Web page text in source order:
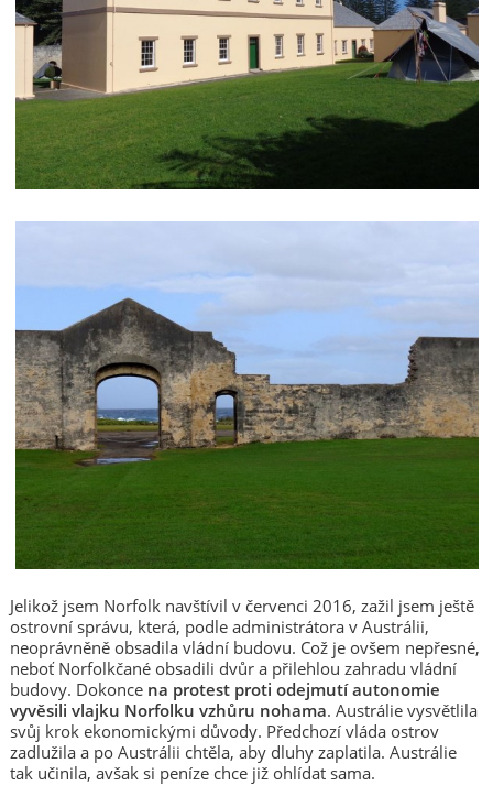
Jelikož jsem Norfolk navštívil v červenci 2016, zažil jsem ještě
ostrovní správu, která, podle administrátora v Austrálii,
neoprávněně obsadila vládní budovu. Což je ovšem nepřesné,
neboť Norfolkčané obsadili dvůr a přilehlou zahradu vládní
budovy. Dokonce na protest proti odejmutí autonomie
vyvěsili vlajku Norfolku vzhůru nohama. Austrálie vysvětlila
svůj krok ekonomickými důvody. Předchozí vláda ostrov
zadlužila a po Austrálii chtěla, aby dluhy zaplatila. Austrálie
tak učinila, avšak si peníze chce již ohlídat sama.